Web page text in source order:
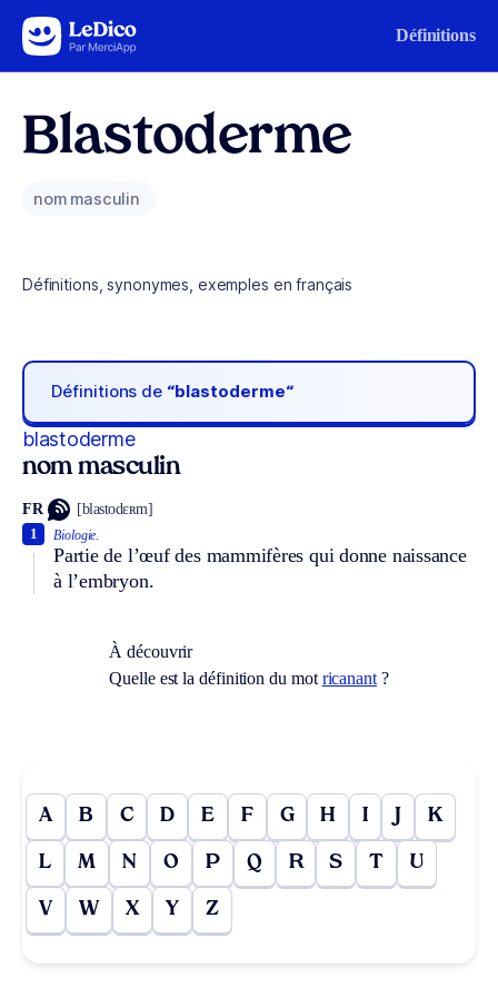
Aller au contenu Définitions
Blastoderme
nom masculin
Définitions, synonymes, exemples en français
Définitions de “blastoderme“
blastoderme
nom masculin
FR [blastodɛʀm]
Biologie.
Partie de l’œuf des mammifères qui donne naissance
à l’embryon.
1
À découvrir
Quelle est la définition du mot ricanant?
A B C D E F G H I J K
L M N O P Q R S T U
V W X Y Z